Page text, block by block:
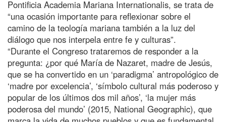
Pontificia Academia Mariana Internationalis, se trata de
“una ocasión importante para reflexionar sobre el
camino de la teología mariana también a la luz del
diálogo que nos interpela entre fe y culturas”.
“Durante el Congreso trataremos de responder a la
pregunta: ¿por qué María de Nazaret, madre de Jesús,
que se ha convertido en un ‘paradigma’ antropológico de
‘madre por excelencia’, ‘símbolo cultural más poderoso y
popular de los últimos dos mil años’, ‘la mujer más
poderosa del mundo’ (2015, National Geographic), que